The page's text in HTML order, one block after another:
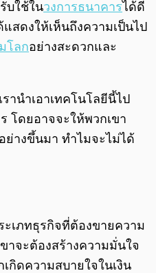
บใช้ในวงการธนาคารได้ดี
แสดงให้เห็นถึงความเป็นไป
โลกอย่างสะดวกและ
านำเอาเทคโนโลยีนี้ไป
โดยอาจจะให้พวกเขา
ย่างขึ้นมา ทำไมจะไม่ได้
เภทธุรกิจที่ต้องขายความ
าจะต้องสร้างความมั่นใจ
กิดความสบายใจในเงิน